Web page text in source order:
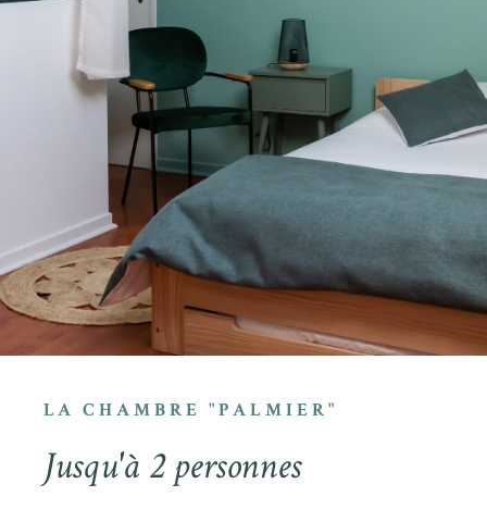
LA CHAMBRE "PALMIER"
Jusqu'à 2 personnes